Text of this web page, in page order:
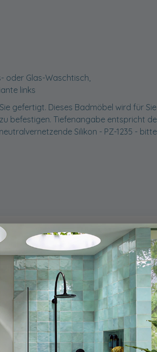
oder Glas-Waschtisch,
links
gefertigt. Dieses Badmöbel wird für Sie
zu befestigen. Tiefenangabe entspricht
Silikon - PZ-1235 - bitte
0/ 8 Optionen ausgewählt